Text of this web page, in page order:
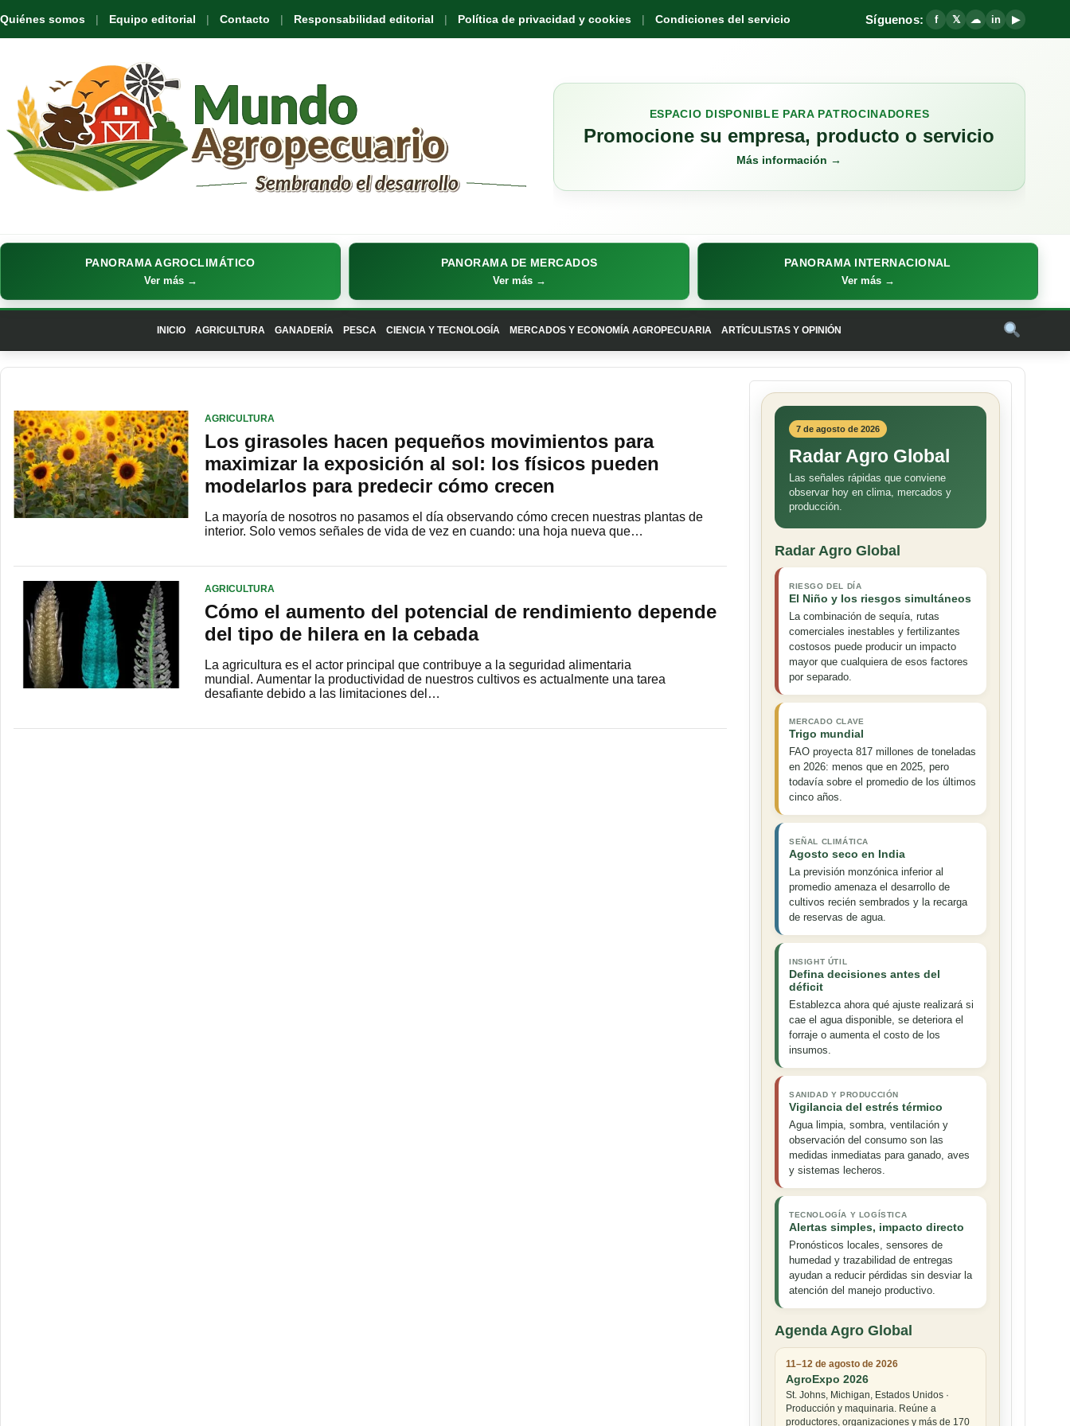
Quiénes somos Equipo editorial Contacto Responsabilidad editorial Política de privacidad y cookies Condiciones del servicio Síguenos: f 𝕏 ☁ in ▶
ESPACIO DISPONIBLE PARA PATROCINADORES
Promocione su empresa, producto o servicio
Más información →
PANORAMA AGROCLIMÁTICO
Ver más →
PANORAMA DE MERCADOS
Ver más →
PANORAMA INTERNACIONAL
Ver más →
INICIO AGRICULTURA GANADERÍA PESCA CIENCIA Y TECNOLOGÍA MERCADOS Y ECONOMÍA AGROPECUARIA ARTÍCULISTAS Y OPINIÓN
AGRICULTURA
Los girasoles hacen pequeños movimientos para
maximizar la exposición al sol: los físicos pueden
modelarlos para predecir cómo crecen
La mayoría de nosotros no pasamos el día observando cómo crecen nuestras plantas de
interior. Solo vemos señales de vida de vez en cuando: una hoja nueva que…
AGRICULTURA
Cómo el aumento del potencial de rendimiento depende
del tipo de hilera en la cebada
La agricultura es el actor principal que contribuye a la seguridad alimentaria
mundial. Aumentar la productividad de nuestros cultivos es actualmente una tarea
desafiante debido a las limitaciones del…
7 de agosto de 2026
Radar Agro Global
Las señales rápidas que conviene
observar hoy en clima, mercados y
producción.
Radar Agro Global
RIESGO DEL DÍA
El Niño y los riesgos simultáneos
La combinación de sequía, rutas
comerciales inestables y fertilizantes
costosos puede producir un impacto
mayor que cualquiera de esos factores
por separado.
MERCADO CLAVE
Trigo mundial
FAO proyecta 817 millones de toneladas
en 2026: menos que en 2025, pero
todavía sobre el promedio de los últimos
cinco años.
SEÑAL CLIMÁTICA
Agosto seco en India
La previsión monzónica inferior al
promedio amenaza el desarrollo de
cultivos recién sembrados y la recarga
de reservas de agua.
INSIGHT ÚTIL
Defina decisiones antes del
déficit
Establezca ahora qué ajuste realizará si
cae el agua disponible, se deteriora el
forraje o aumenta el costo de los
insumos.
SANIDAD Y PRODUCCIÓN
Vigilancia del estrés térmico
Agua limpia, sombra, ventilación y
observación del consumo son las
medidas inmediatas para ganado, aves
y sistemas lecheros.
TECNOLOGÍA Y LOGÍSTICA
Alertas simples, impacto directo
Pronósticos locales, sensores de
humedad y trazabilidad de entregas
ayudan a reducir pérdidas sin desviar la
atención del manejo productivo.
Agenda Agro Global
11–12 de agosto de 2026
AgroExpo 2026
St. Johns, Michigan, Estados Unidos ·
Producción y maquinaria. Reúne a
productores, organizaciones y más de 170